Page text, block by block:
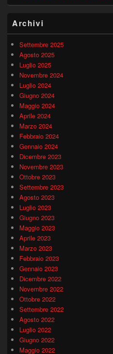
Archivi
Settembre 2025
Agosto 2025
Luglio 2025
Novembre 2024
Luglio 2024
Giugno 2024
Maggio 2024
Aprile 2024
Marzo 2024
Febbraio 2024
Gennaio 2024
Dicembre 2023
Novembre 2023
Ottobre 2023
Settembre 2023
Agosto 2023
Luglio 2023
Giugno 2023
Maggio 2023
Aprile 2023
Marzo 2023
Febbraio 2023
Gennaio 2023
Dicembre 2022
Novembre 2022
Ottobre 2022
Settembre 2022
Agosto 2022
Luglio 2022
Giugno 2022
Maggio 2022